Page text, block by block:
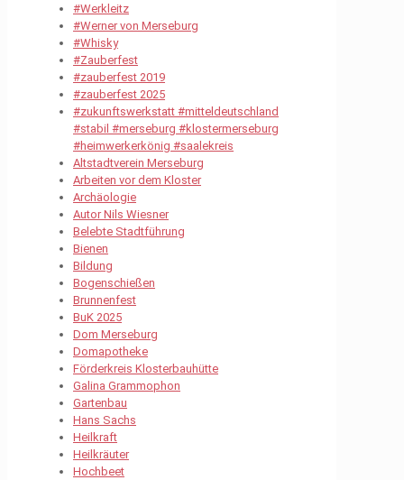
#Werkleitz
#Werner von Merseburg
#Whisky
#Zauberfest
#zauberfest 2019
#zauberfest 2025
#zukunftswerkstatt #mitteldeutschland
#stabil #merseburg #klostermerseburg
#heimwerkerkönig #saalekreis
Altstadtverein Merseburg
Arbeiten vor dem Kloster
Archäologie
Autor Nils Wiesner
Belebte Stadtführung
Bienen
Bildung
Bogenschießen
Brunnenfest
BuK 2025
Dom Merseburg
Domapotheke
Förderkreis Klosterbauhütte
Galina Grammophon
Gartenbau
Hans Sachs
Heilkraft
Heilkräuter
Hochbeet